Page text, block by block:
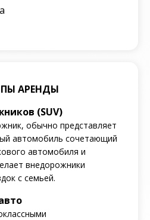
АРЕНДЫ
(SUV)
обычно представляет
автомобиль сочетающий
автомобиля и
внедорожники
с семьей.